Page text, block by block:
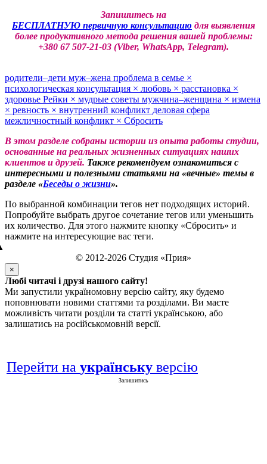
Запишитесь на
БЕСПЛАТНУЮ первичную консультацию для выявления
более продуктивного метода решения вашей проблемы:
+380 67 507-21-03 (Viber, WhatsApp, Telegram).
родители–дети муж–жена проблема в семье ×
психологическая консультация × любовь × расстановка ×
здоровье Рейки × мудрые советы мужчина–женщина × измена
× ревность × внутренний конфликт деловая сфера
межличностный конфликт × Сбросить
В этом разделе собраны истории из опыта работы студии,
основанные на реальных жизненных ситуациях наших
клиентов и друзей. Также рекомендуем ознакомиться с
интересными и полезными статьями на «вечные» темы в
разделе «Беседы о жизни».
По выбранной комбинации тегов нет подходящих историй.
Попробуйте выбрать другое сочетание тегов или уменьшить
их количество. Для этого нажмите кнопку «Сбросить» и
нажмите на интересующие вас теги.
© 2012-2026 Студия «Прия»
×
Любі читачі і друзі нашого сайту!
Ми запустили україномовну версію сайту, яку будемо
поповнювати новими статтями та розділами. Ви маєте
можливість читати розділи та статті українською, або
залишатись на російськомовній версії.
Перейти на українську версію
Залишитись